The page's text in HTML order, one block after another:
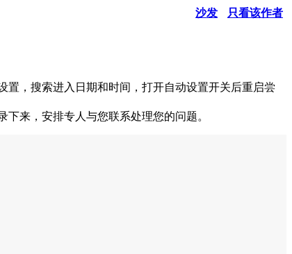
沙发 只看该作者
置，搜索进入日期和时间，打开自动设置开关后重启尝
来，安排专人与您联系处理您的问题。